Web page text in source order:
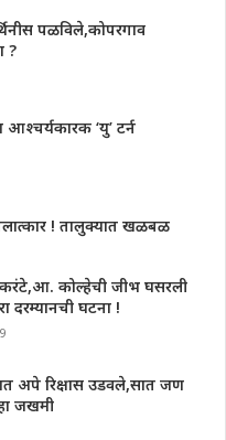
पळविले,कोपरगाव
?
‘यु’ टर्न
! तालुक्यात खळबळ
कोल्हेची जीभ घसरली
दरम्यानची घटना !
अपे रिक्षास उडवले,सात जण
जखमी